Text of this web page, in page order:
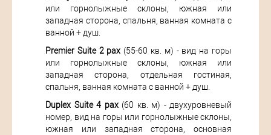
или горнолыжные склоны, южная или
западная сторона, спальня, ванная комната с
ванной + душ.
Premier Suite 2 pax (55-60 кв. м) - вид на горы
или горнолыжные склоны, южная или
западная сторона, отдельная гостиная,
спальня, ванная комната с ванной + душ.
Duplex Suite 4 pax(60 кв. м) - двухуровневый
номер, вид на горы или горнолыжные склоны,
южная или западная сторона, основная